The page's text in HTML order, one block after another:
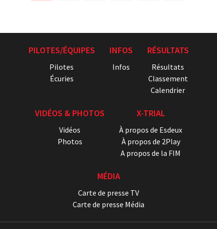
PILOTES/ÉQUIPES
Pilotes
Écuries
INFOS
Infos
RÉSULTATS
Résultats
Classement
Calendrier
VIDÉOS & PHOTOS
Vidéos
Photos
X-TRIAL
À propos de Esdeux
À propos de 2Play
A propos de la FIM
MÉDIA
Carte de presse TV
Carte de presse Média